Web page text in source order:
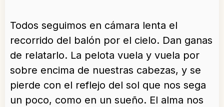
Todos seguimos en cámara lenta el
recorrido del balón por el cielo. Dan ganas
de relatarlo. La pelota vuela y vuela por
sobre encima de nuestras cabezas, y se
pierde con el reflejo del sol que nos sega
un poco, como en un sueño. El alma nos